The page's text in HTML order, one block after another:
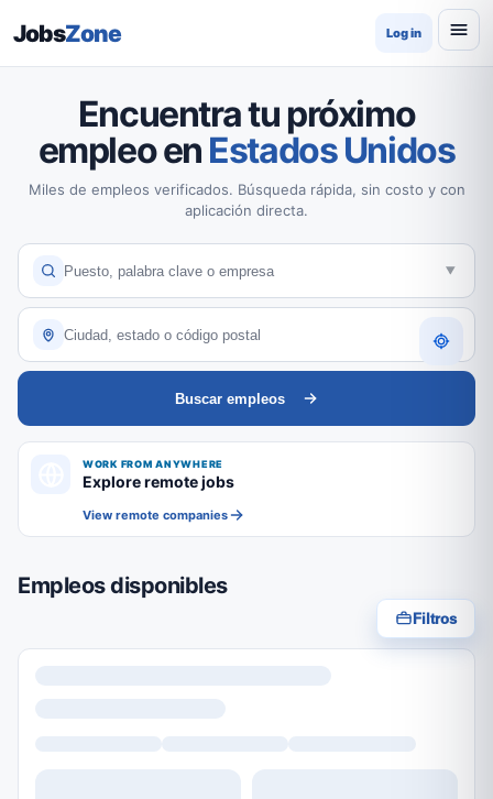
JobsZone Log in
Encuentra tu próximo
empleo en Estados Unidos
Miles de empleos verificados. Búsqueda rápida, sin costo y con
aplicación directa.
Buscar empleos
WORK FROM ANYWHERE
Explore remote jobs
View remote companies
Empleos disponibles
Filtros